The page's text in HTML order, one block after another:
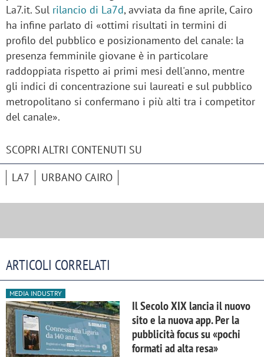
La7.it. Sul rilancio di La7d, avviata da fine aprile, Cairo
ha infine parlato di «ottimi risultati in termini di
profilo del pubblico e posizionamento del canale: la
presenza femminile giovane è in particolare
raddoppiata rispetto ai primi mesi dell'anno, mentre
gli indici di concentrazione sui laureati e sul pubblico
metropolitano si confermano i più alti tra i competitor
del canale».
SCOPRI ALTRI CONTENUTI SU
LA7 URBANO CAIRO
ARTICOLI CORRELATI
MEDIA INDUSTRY
Il Secolo XIX lancia il nuovo
sito e la nuova app. Per la
pubblicità focus su «pochi
formati ad alta resa»